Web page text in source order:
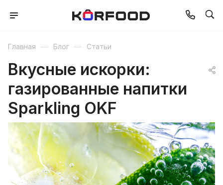
Главная — Блог — Статьи
Вкусные искорки:
газированные напитки
Sparkling OKF